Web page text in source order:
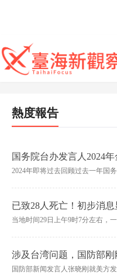
熱度報告
国务院台办发言人2024年
2024年即将过去回顾过去一年国
已致28人死亡！初步消
当地时间29日上午9时7分左右，
涉及台湾问题，国防部刚
国防部新闻发言人张晓刚就美方